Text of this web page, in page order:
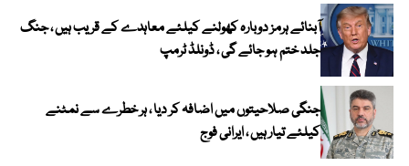
آبنائے ہرمز دوبارہ کھولنے کیلئے معاہدے کے قریب ہیں ، جنگ
جلد ختم ہو جائے گی ، ڈونلڈ ٹرمپ
جنگی صلاحیتوں میں اضافہ کر دیا ، ہر خطرے سے نمٹنے
کیلئے تیار ہیں ، ایرانی فوج